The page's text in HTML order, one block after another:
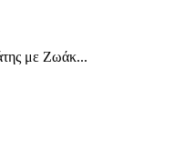
με Ζωάκ...